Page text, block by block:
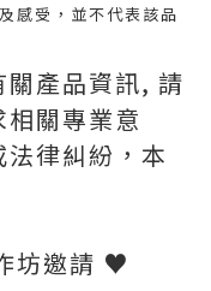
感受，並不代表該品
產品資訊, 請
關專業意
律糾紛，本
坊邀請 ♥